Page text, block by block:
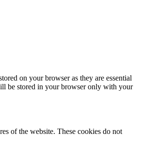
on your browser as they are essential
be stored in your browser only with your
of the website. These cookies do not